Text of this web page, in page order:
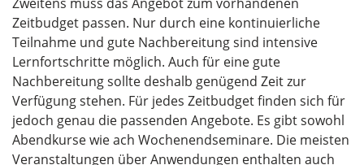
Zeitbudget passen. Nur durch eine kontinuierliche
Teilnahme und gute Nachbereitung sind intensive
Lernfortschritte möglich. Auch für eine gute
Nachbereitung sollte deshalb genügend Zeit zur
Verfügung stehen. Für jedes Zeitbudget finden sich für
jedoch genau die passenden Angebote. Es gibt sowohl
Abendkurse wie ach Wochenendseminare. Die meisten
Veranstaltungen über Anwendungen enthalten auch